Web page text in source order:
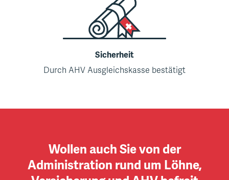
Sicherheit
Durch AHV Ausgleichskasse bestätigt
Wollen auch Sie von der
Administration rund um Löhne,